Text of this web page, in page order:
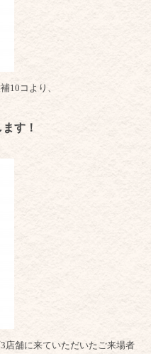
10コより、
す！
店舗に来ていただいたご来場者